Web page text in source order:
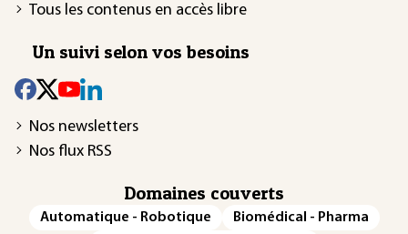
Tous les contenus en accès libre
Un suivi selon vos besoins
Nos newsletters
Nos flux RSS
Domaines couverts
Automatique - Robotique
Biomédical - Pharma